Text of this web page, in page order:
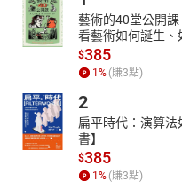
莫測，回應這份執著的呼喚。
本書特色
臺北國際書展大獎得主
重現山難的救援過程，
探討臺灣特殊歷史地理
自然與生命的極限，自
藝術的40堂公開
看藝術如何誕生、
$385
1 % (賺3點)
2
扁平時代：演算
書】
$385
1 % (賺3點)